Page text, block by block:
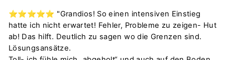
⭐️⭐️⭐️⭐️⭐️ "Grandios! So einen intensiven Einstieg
hatte ich nicht erwartet! Fehler, Probleme zu zeigen- Hut
ab! Das hilft. Deutlich zu sagen wo die Grenzen sind.
Lösungsansätze.